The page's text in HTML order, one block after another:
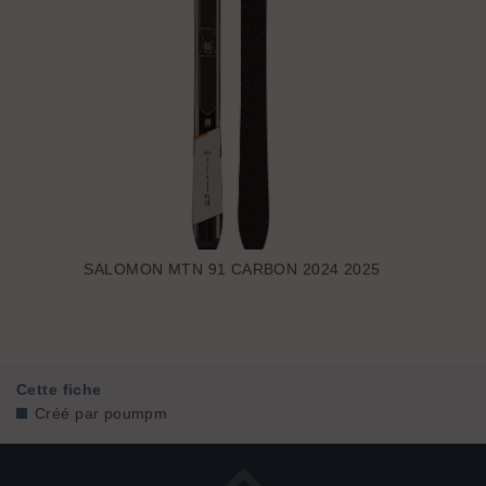
SALOMON MTN 91 CARBON 2024 2025
Cette fiche
Créé par poumpm